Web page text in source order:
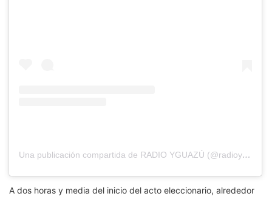
Una publicación compartida de RADIO YGUAZÚ (@radioyguazu)
A dos horas y media del inicio del acto eleccionario, alrededor